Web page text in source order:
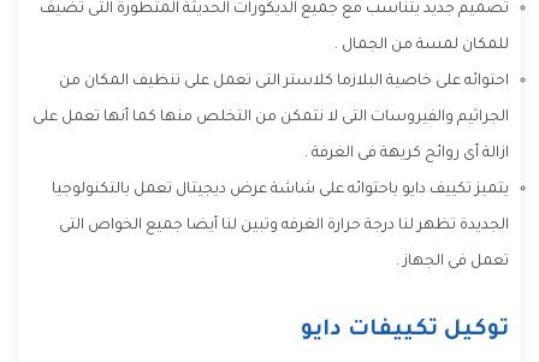
تصميم جديد يتناسب مع جميع الديكورات الحديثة المتطورة التى تضيف
للمكان لمسة من الجمال .
احتوائه على خاصية البلازما كلاستر التى تعمل على تنظيف المكان من
الجراثيم والفيروسات التى لا نتمكن من التخلص منها كما أنها تعمل على
ازالة أى روائح كريهة فى الغرفة .
يتميز تكييف دايو باحتوائه على شاشة عرض ديجيتال تعمل بالتكنولوجيا
الجديدة تظهر لنا درجة حرارة الغرفه وتبين لنا أيضا جميع الخواص التى
تعمل فى الجهاز .
توكيل تكييفات دايو